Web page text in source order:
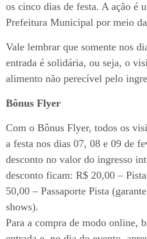
os cinco dias de festa. A ação é
Prefeitura Municipal por meio
Vale lembrar que somente nos
entrada é solidária, ou seja, o
alimento não perecível pelo
Bônus Flyer
Com o Bônus Flyer, todos os
a festa nos dias 07, 08 e 09 de
desconto no valor do ingresso
desconto ficam: R$ 20,00 –
50,00 – Passaporte Pista
shows).
Para a compra de modo online,